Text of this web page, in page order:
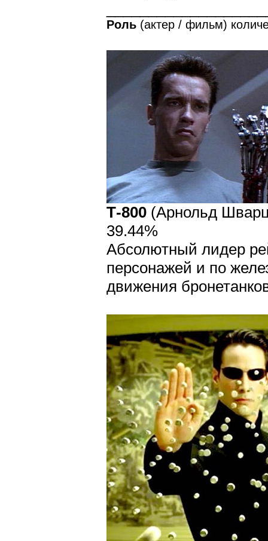
Роль (актер / фильм)
Т-800 (Арнольд
39.44%
Абсолютный лидер
персонажей и по
движения